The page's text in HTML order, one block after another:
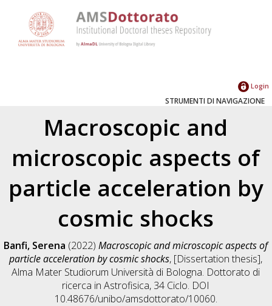
Login
STRUMENTI DI NAVIGAZIONE
Macroscopic and
microscopic aspects of
particle acceleration by
cosmic shocks
Banfi, Serena (2022)Macroscopic and microscopic aspects of
particle acceleration by cosmic shocks, [Dissertation thesis],
Alma Mater Studiorum Università di Bologna. Dottorato di
ricerca inAstrofisica, 34 Ciclo. DOI
10.48676/unibo/amsdottorato/10060.